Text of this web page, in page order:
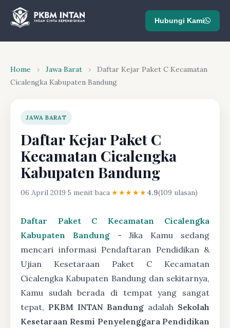
Hubungi Kami
Home › Jawa Barat ›
Daftar Kejar Paket C Kecamatan
Cicalengka Kabupaten Bandung
JAWA BARAT
Daftar Kejar Paket C
Kecamatan Cicalengka
Kabupaten Bandung
06 April 2019·5 menit baca·★★★★★4.9(109 ulasan)
Daftar Paket C Kecamatan Cicalengka
Kabupaten Bandung- Jika Kamu sedang
mencari informasi Pendaftaran Pendidikan &
Ujian Kesetaraan Paket C Kecamatan
Cicalengka Kabupaten Bandung dan sekitarnya,
Kamu sudah berada di tempat yang sangat
tepat, PKBM INTAN Bandung adalah Sekolah
Kesetaraan Resmi Penyelenggara Pendidikan